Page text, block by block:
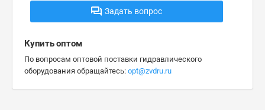
Задать вопрос
Купить оптом
По вопросам оптовой поставки гидравлического
оборудования обращайтесь: opt@zvdru.ru